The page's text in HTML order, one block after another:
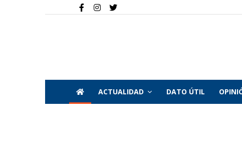
ACTUALIDAD DATO ÚTIL